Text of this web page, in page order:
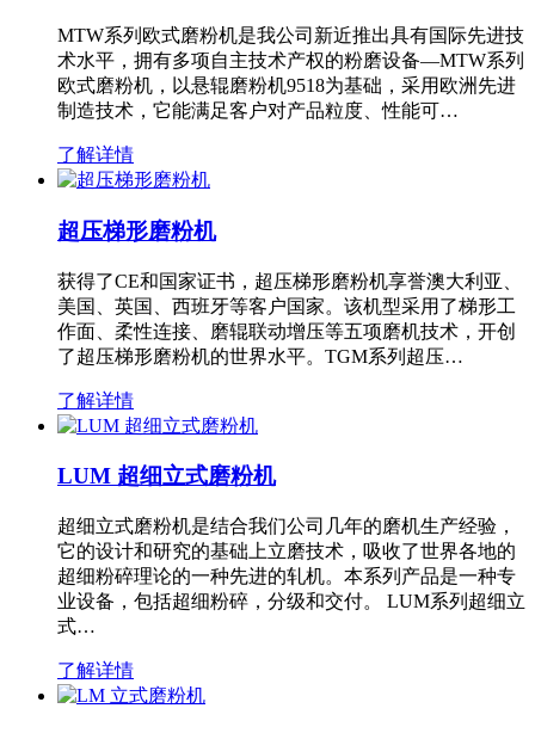
MTW系列欧式磨粉机是我公司新近推出具有国际先进技
术水平，拥有多项自主技术产权的粉磨设备—MTW系列
欧式磨粉机，以悬辊磨粉机9518为基础，采用欧洲先进
制造技术，它能满足客户对产品粒度、性能可…
了解详情
超压梯形磨粉机
获得了CE和国家证书，超压梯形磨粉机享誉澳大利亚、
美国、英国、西班牙等客户国家。该机型采用了梯形工
作面、柔性连接、磨辊联动增压等五项磨机技术，开创
了超压梯形磨粉机的世界水平。TGM系列超压…
了解详情
LUM 超细立式磨粉机
超细立式磨粉机是结合我们公司几年的磨机生产经验，
它的设计和研究的基础上立磨技术，吸收了世界各地的
超细粉碎理论的一种先进的轧机。本系列产品是一种专
业设备，包括超细粉碎，分级和交付。 LUM系列超细立
式…
了解详情